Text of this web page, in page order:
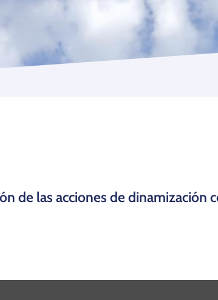
de las acciones de dinamización